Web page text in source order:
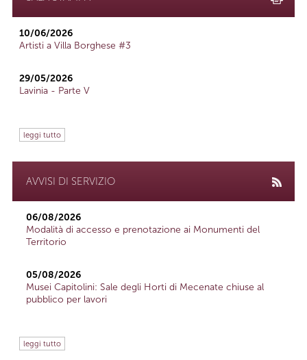
10/06/2026
Artisti a Villa Borghese #3
29/05/2026
Lavinia - Parte V
leggi tutto
AVVISI DI SERVIZIO
06/08/2026
Modalità di accesso e prenotazione ai Monumenti del
Territorio
05/08/2026
Musei Capitolini: Sale degli Horti di Mecenate chiuse al
pubblico per lavori
leggi tutto